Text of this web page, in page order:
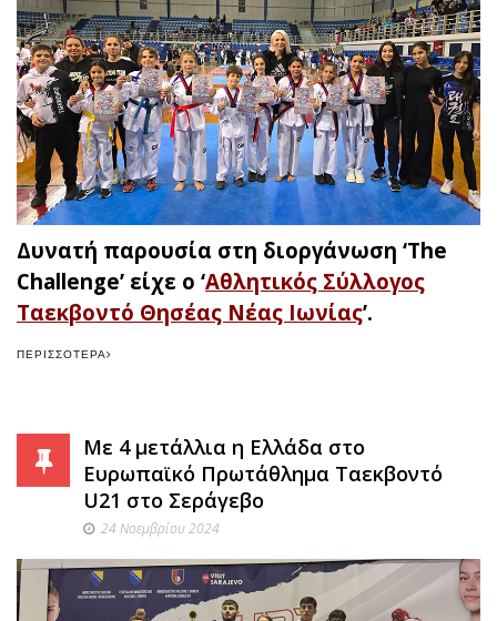
Δυνατή παρουσία στη διοργάνωση ‘The
Challenge’ είχε ο ‘Αθλητικός Σύλλογος
Ταεκβοντό Θησέας Νέας Ιωνίας’.
ΠΕΡΙΣΣΌΤΕΡΑ
Με 4 μετάλλια η Ελλάδα στο
Ευρωπαϊκό Πρωτάθλημα Ταεκβοντό
U21 στο Σεράγεβο
24 Νοεμβρίου 2024